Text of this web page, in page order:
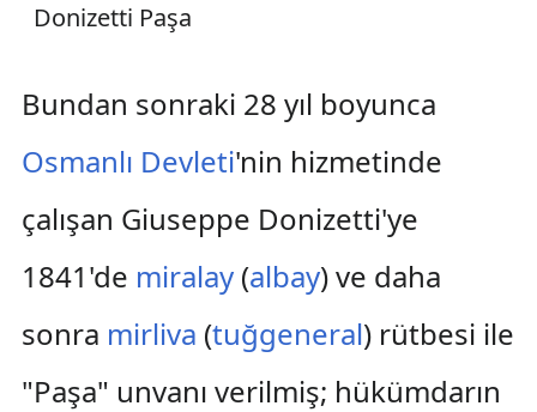
Donizetti Paşa
Bundan sonraki 28 yıl boyunca
Osmanlı Devleti'nin hizmetinde
çalışan Giuseppe Donizetti'ye
1841'de miralay(albay) ve daha
sonra mirliva (tuğgeneral) rütbesi ile
"Paşa" unvanı verilmiş; hükümdarın